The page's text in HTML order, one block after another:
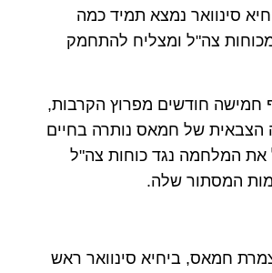
סינוואר נמצא תמיד כמה
צה"ל ומצליח להתחמק
חמישה חודשים מפרוץ הקרבות,
הצבאית של חמאס נותרה בחיים
את המלחמה נגד כוחות צה"ל
המסתור שלה.
חמאס, ביחיא סינוואר ראש